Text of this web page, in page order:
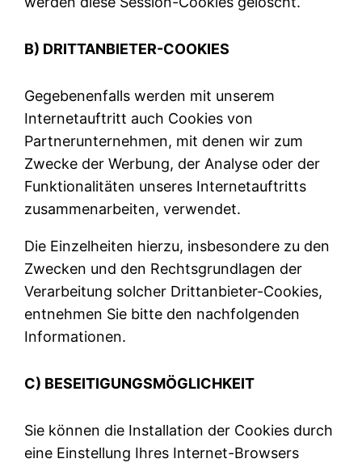
B) DRITTANBIETER-COOKIES
Gegebenenfalls werden mit unserem
Internetauftritt auch Cookies von
Partnerunternehmen, mit denen wir zum
Zwecke der Werbung, der Analyse oder der
Funktionalitäten unseres Internetauftritts
zusammenarbeiten, verwendet.
Die Einzelheiten hierzu, insbesondere zu den
Zwecken und den Rechtsgrundlagen der
Verarbeitung solcher Drittanbieter-Cookies,
entnehmen Sie bitte den nachfolgenden
Informationen.
C) BESEITIGUNGSMÖGLICHKEIT
Sie können die Installation der Cookies durch
eine Einstellung Ihres Internet-Browsers